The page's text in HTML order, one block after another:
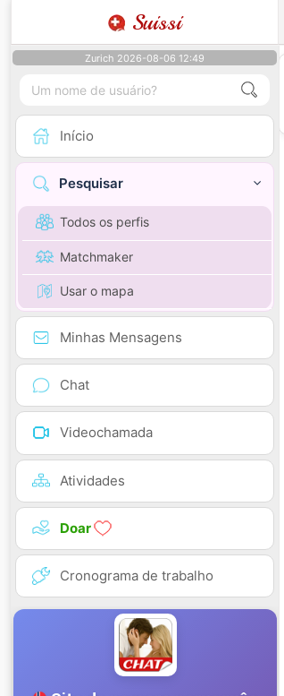
Suissi
Zurich 2026-08-06 12:49
Início
Pesquisar
Todos os perfis
Matchmaker
Usar o mapa
Minhas Mensagens
Chat
Videochamada
Atividades
Doar
Cronograma de trabalho